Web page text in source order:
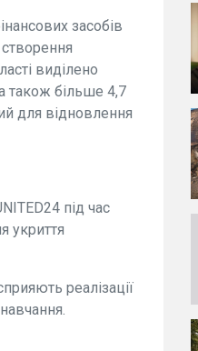
засобів
виділено
також більше 4,7
для відновлення
під час
укриття
реалізації